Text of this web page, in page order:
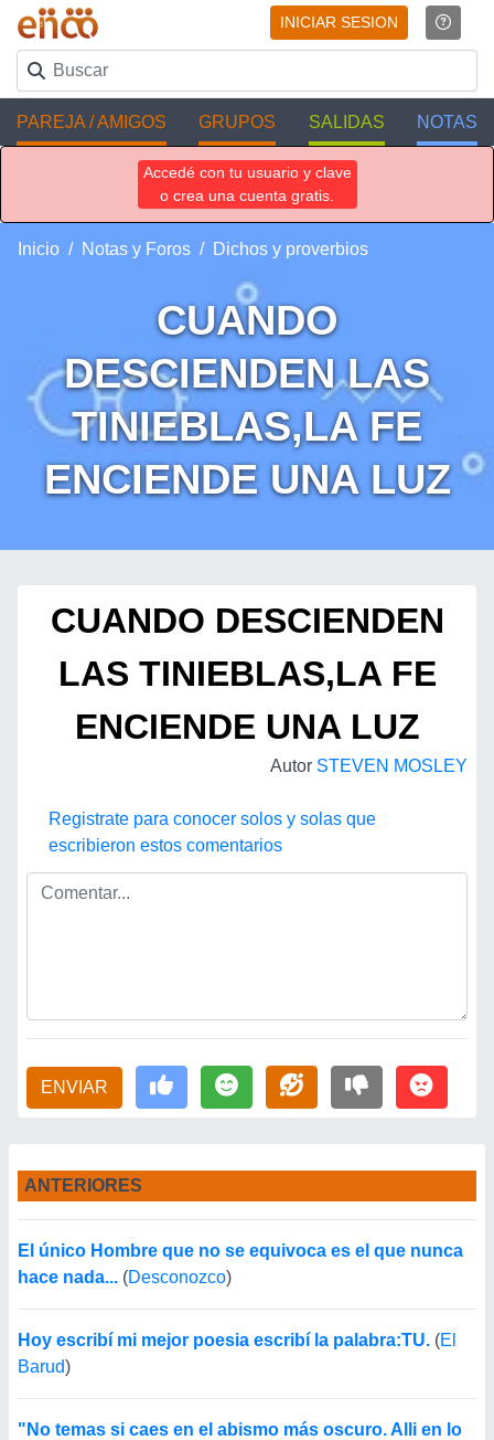
INICIAR SESION
PAREJA / AMIGOS GRUPOS SALIDAS NOTAS
Accedé con tu usuario y clave
o crea una cuenta gratis.
Inicio Notas y Foros Dichos y proverbios
CUANDO
DESCIENDEN LAS
TINIEBLAS,LA FE
ENCIENDE UNA LUZ
CUANDO DESCIENDEN
LAS TINIEBLAS,LA FE
ENCIENDE UNA LUZ
Autor STEVEN MOSLEY
Registrate para conocer solos y solas que
escribieron estos comentarios
ENVIAR
ANTERIORES
El único Hombre que no se equivoca es el que nunca
hace nada... (Desconozco)
Hoy escribí mi mejor poesia escribí la palabra:TU. (El
Barud)
"No temas si caes en el abismo más oscuro. Alli en lo